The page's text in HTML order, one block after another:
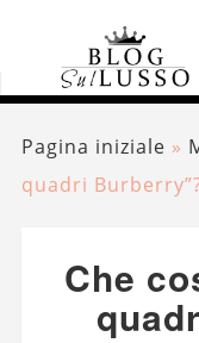
Pagina iniziale »
quadri
Che